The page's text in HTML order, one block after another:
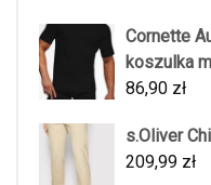
Cornette
koszulka
86,90 zł
s.Oliver
209,99 zł